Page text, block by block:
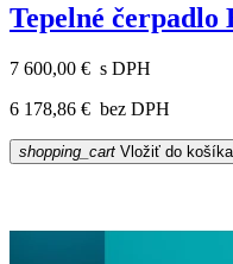
Tepelné čerpadlo
7 600,00 € s DPH
6 178,86 € bez DPH
shopping_cart Vložiť do košíka